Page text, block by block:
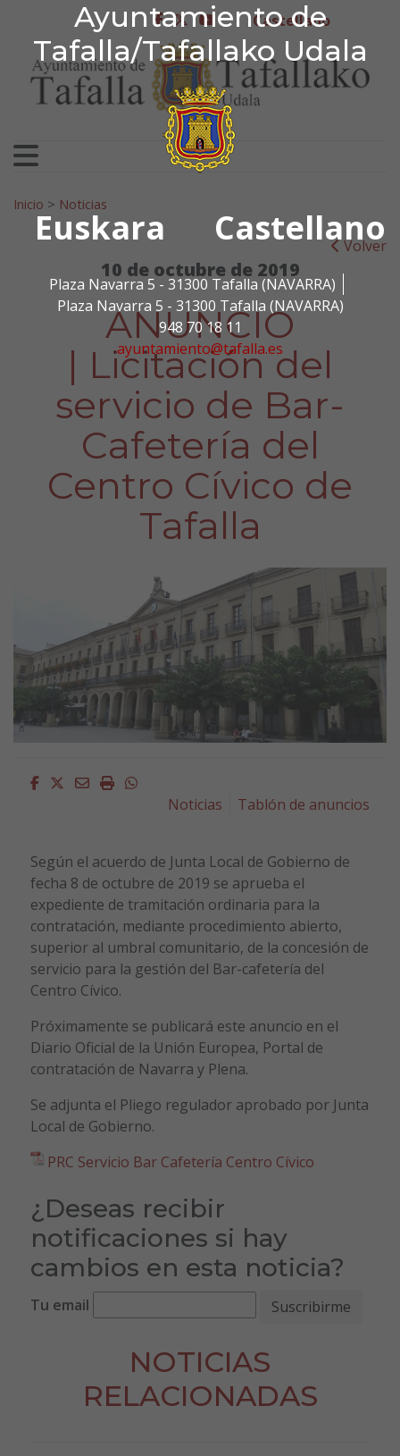
Ayuntamiento de
Tafalla/Tafallako Udala
Euskara Castellano
Plaza Navarra 5 - 31300 Tafalla (NAVARRA)
Plaza Navarra 5 - 31300 Tafalla (NAVARRA)
948 70 18 11
ayuntamiento@tafalla.es
Ir al contenido
Ayuntamiento de
facebook
twitter
youtubeCastellano
Search for:
Inicio > Noticias
Volver
10 de octubre de 2019
ANUNCIO
| Licitación del
servicio de Bar-
Cafetería del
Centro Cívico de
Tafalla
Facebook
Twitter
EmailImprimirWhatsapp
Noticias
Tablón de anuncios
Según el acuerdo de Junta Local de Gobierno de
fecha 8 de octubre de 2019 se aprueba el
expediente de tramitación ordinaria para la
contratación, mediante procedimiento abierto,
superior al umbral comunitario, de la concesión de
servicio para la gestión del Bar-cafetería del
Centro Cívico.
Próximamente se publicará este anuncio en el
Diario Oficial de la Unión Europea, Portal de
contratación de Navarra y Plena.
Se adjunta el Pliego regulador aprobado por Junta
Local de Gobierno.
PRC Servicio Bar Cafetería Centro Cívico
¿Deseas recibir
notificaciones si hay
cambios en esta noticia?
Tu email
NOTICIAS
RELACIONADAS